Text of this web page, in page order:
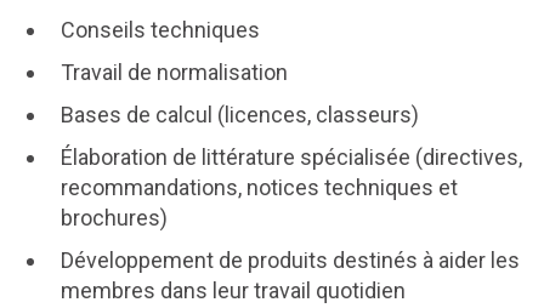
Conseils techniques
Travail de normalisation
Bases de calcul (licences, classeurs)
Élaboration de littérature spécialisée (directives,
recommandations, notices techniques et
brochures)
Développement de produits destinés à aider les
membres dans leur travail quotidien